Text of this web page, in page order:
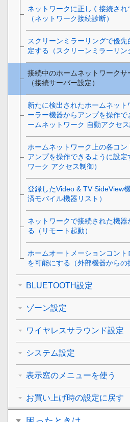
ネットワークに正しく接続さ
（ネットワーク接続診断）
スクリーンミラーリングで優
定する（スクリーンミラーリン
接続中のホームネットワークサ
（接続サーバー設定）
新たに検出されたホームネット
ーラー機器からアンプを操作
ームネットワーク 自動アクセス
ホームネットワーク上の各コン
アンプを操作できるように設定
ワーク アクセス制御）
登録したVideo & TV SideView
済モバイル機器リスト）
ネットワークで接続された機
る（リモート起動）
ホームオートメーションコン
を可能にする（外部機器からの
BLUETOOTH設定
ゾーン設定
ワイヤレスサラウンド設定
システム設定
表示窓のメニューを使う
お買い上げ時の設定に戻す